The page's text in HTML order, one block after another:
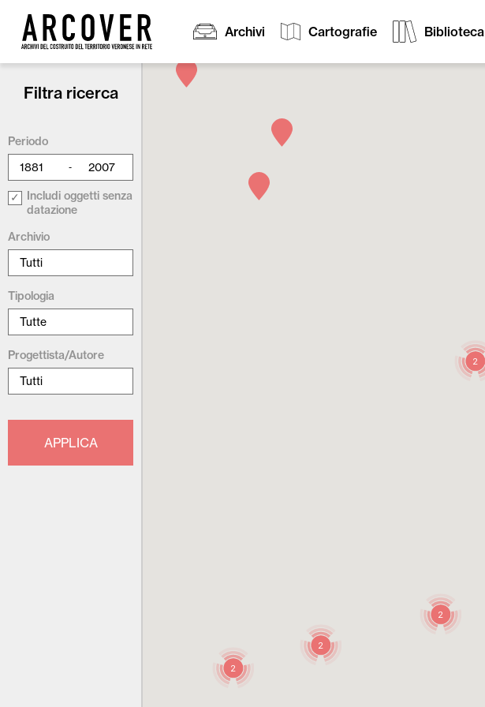
Archivi Cartografie Biblioteca
2
2
2
2
Filtra ricerca
Periodo
-
Includi oggetti senza
datazione
Archivio
Tipologia
Progettista/Autore